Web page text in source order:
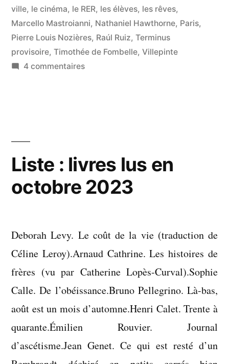
demeure
obscure »
ville, le cinéma, le RER, les élèves, les rêves,
Marcello Mastroianni, Nathaniel Hawthorne, Paris,
Pierre Louis Nozières, Raúl Ruiz, Terminus
provisoire, Timothée de Fombelle, Villepinte
4 commentairessur
demeure
obscure
Liste : livres lus en
octobre 2023
Deborah Levy. Le coût de la vie (traduction de
Céline Leroy).Arnaud Cathrine. Les histoires de
frères (vu par Catherine Lopès-Curval).Sophie
Calle. De l’obéissance.Bruno Pellegrino. Là-bas,
août est un mois d’automne.Henri Calet. Trente à
quarante.Émilien Rouvier. Journal
d’ascétisme.Jean Genet. Ce qui est resté d’un